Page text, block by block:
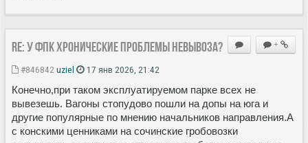
+
Re: У ФПК хронические проблемы невывоза?
#846842 uziel 17 янв 2026, 21:42
Конечно,при таком эксплуатируемом парке всех не
вывезешь. Вагоны стопудово пошли на допы на юга и
другие популярные по мнению начальников направления.А
с конскими ценниками на сочинские гробовозки